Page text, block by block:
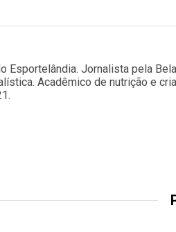
Esportelândia. Jornalista pela
Acadêmico de nutrição e